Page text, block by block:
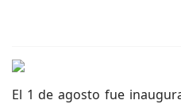
El 1 de agosto fue